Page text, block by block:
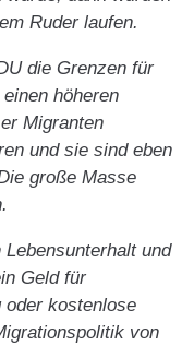
Ruder laufen.
die Grenzen für
höheren
Migranten
und sie sind eben
große Masse
und
Geld für
oder kostenlose
von